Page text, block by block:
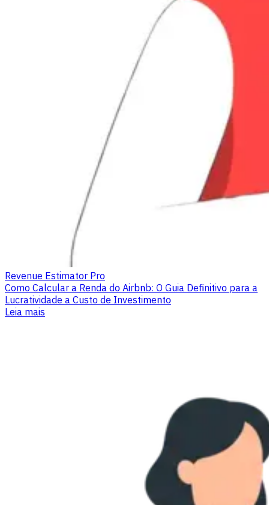
Revenue Estimator Pro
Como Calcular a Renda do Airbnb: O Guia Definitivo para a
Lucratividade a Custo de Investimento
Leia mais